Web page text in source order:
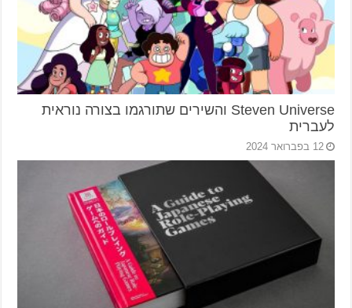
Steven Universe והשירים שתורגמו בצורה נוראית
לעברית
12 בפברואר 2024